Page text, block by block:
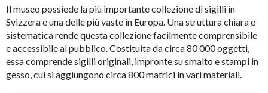
Il museo possiede la più importante collezione di sigilli in
Svizzera e una delle più vaste in Europa. Una struttura chiara e
sistematica rende questa collezione facilmente comprensibile
e accessibile al pubblico. Costituita da circa 80 000 oggetti,
essa comprende sigilli originali, impronte su smalto e stampi in
gesso, cui si aggiungono circa 800 matrici in vari materiali.